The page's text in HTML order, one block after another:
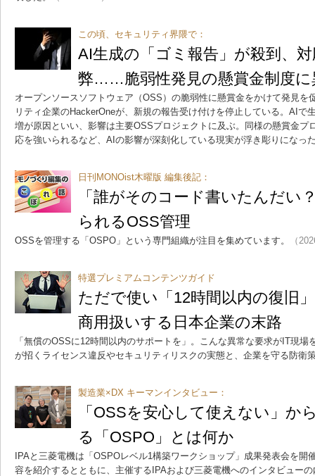
この頃、セキュリティ界隈で：
AI生成の「ゴミ報告」が殺到、
弊……脆弱性発見の懸賞金制度に
オープンソースソフトウェア（OSS）の脆弱性に懸賞金をかけて発見を
リティ企業のHackerOneが、新規の報告受け付けを停止している。AIで
増が原因といい、影響は主要OSSプロジェクトに及ぶ。同様の懸賞金プ
応を強いられるなど、AIの影響が深刻化している現実が浮き彫りになっ
日刊MONOist木曜版 編集後記：
「誰がそのコード書いたんだい
られるOSS管理
OSSを管理する「OSPO」という専門組織が注目を集めています。 （
特選プレミアムコンテンツガイド
ただで使い「12時間以内の復旧
商用扱いする日本企業の末路
「無償のOSSに12時間以内のサポートを」。こんな異常な要求がIT現
が招くライセンス違反やセキュリティリスクの実態と、企業を守る防衛
製造業×DX キーマンインタビュー：
「OSSを安心して使えない」か
る「OSPO」とは何か
IPAと三菱電機は「OSPOレベル1構築ワークショップ」成果発表会を開
容を紹介するとともに、主催するIPAおよび三菱電機へのインタビュー